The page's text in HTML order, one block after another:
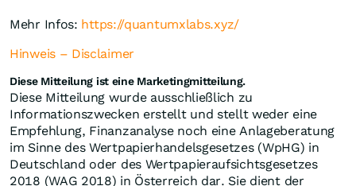
Mehr Infos: https://quantumxlabs.xyz/
Hinweis – Disclaimer
Diese Mitteilung ist eine Marketingmitteilung.
Diese Mitteilung wurde ausschließlich zu
Informationszwecken erstellt und stellt weder eine
Empfehlung, Finanzanalyse noch eine Anlageberatung
im Sinne des Wertpapierhandelsgesetzes (WpHG) in
Deutschland oder des Wertpapieraufsichtsgesetzes
2018 (WAG 2018) in Österreich dar. Sie dient der